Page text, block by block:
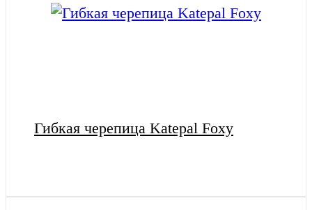
Гибкая черепица Katepal Foxy